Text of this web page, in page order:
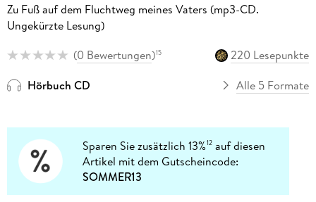
Zu Fuß auf dem Fluchtweg meines Vaters (mp3-CD.
Ungekürzte Lesung)
(0 Bewertungen)15
220 Lesepunkte
Hörbuch CD
Alle 5 Formate
Sparen Sie zusätzlich 13%12 auf diesen
Artikel mit dem Gutscheincode:
SOMMER13